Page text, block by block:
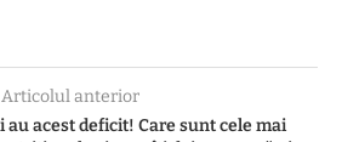
Articolul anterior
au acest deficit! Care sunt cele mai